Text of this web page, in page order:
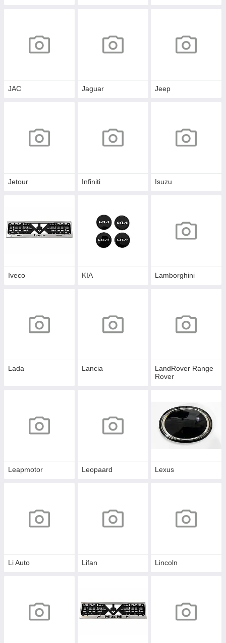
JAC Jaguar Jeep
Jetour Infiniti Isuzu
Iveco KIA Lamborghini
Lada Lancia
LandRover Range
Rover
Leapmotor Leopaard Lexus
Li Auto Lifan Lincoln